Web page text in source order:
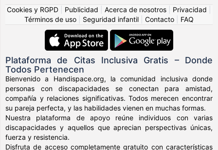
Cookies y RGPD
Publicidad Acerca de nosotros Privacidad
Términos de uso
Seguridad infantil Contacto FAQ
Plataforma de Citas Inclusiva Gratis – Donde
Todos Pertenecen
Bienvenido a Handispace.org, la comunidad inclusiva donde
personas con discapacidades se conectan para amistad,
compañía y relaciones significativas. Todos merecen encontrar
su pareja perfecta, y las habilidades vienen en muchas formas.
Nuestra plataforma de apoyo reúne individuos con varias
discapacidades y aquellos que aprecian perspectivas únicas,
fuerza y resistencia.
Disfruta de acceso completamente gratuito con características